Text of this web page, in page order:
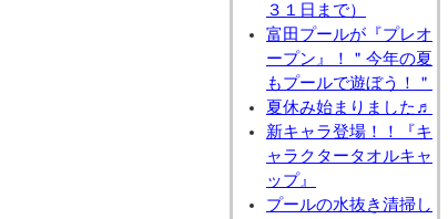
３１日まで）
富田プールが『プレオ
ープン』！＂今年の夏
もプールで遊ぼう！＂
夏休み始まりました♬
新キャラ登場！！『キ
ャラクタータオルキャ
ップ』
プールの水抜き清掃し